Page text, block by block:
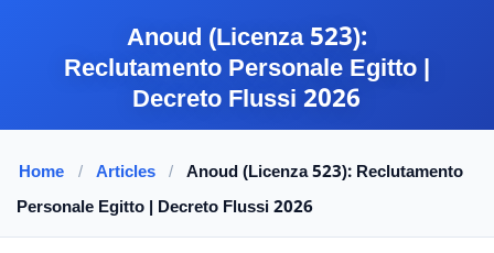
Anoud (Licenza523):
Reclutamento Personale Egitto |
Decreto Flussi2026
Home / Articles / Anoud (Licenza523): Reclutamento
Personale Egitto | Decreto Flussi2026